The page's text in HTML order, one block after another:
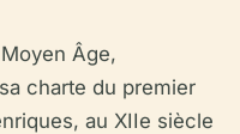
Âge,
charte du premier
au XIIe siècle